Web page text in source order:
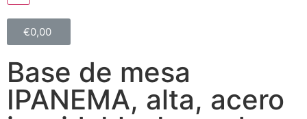
€0,00
Base de mesa
IPANEMA, alta, acero